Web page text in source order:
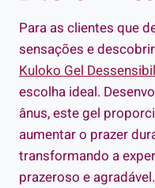
Para as clientes que
sensações e
Kuloko Gel
escolha ideal.
ânus, este gel
aumentar o prazer
transformando a
prazeroso e agradável.